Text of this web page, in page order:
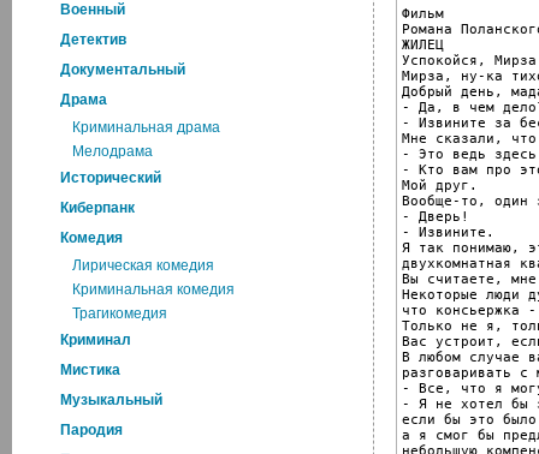
Военный
Детектив
Документальный
Драма
Криминальная драма
Мелодрама
Исторический
Киберпанк
Комедия
Лирическая комедия
Криминальная комедия
Трагикомедия
Криминал
Мистика
Музыкальный
Пародия
Фильм
Романа
ЖИЛЕЦ
Успокойся,
Мирза, ну-ка
Добрый день,
- Да, в чем
- Извините за
Мне сказали,
- Это ведь
- Кто вам про
Мой друг.
Вообще-то, один
- Дверь!
- Извините.
Я так понимаю,
двухкомнатная
Вы считаете,
Некоторые люди
что консьержка
Только не я,
Вас устроит,
В любом случае
разговаривать
- Все, что я
- Я не хотел бы
если бы это
а я смог бы
небольшую